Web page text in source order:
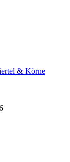
& Körne